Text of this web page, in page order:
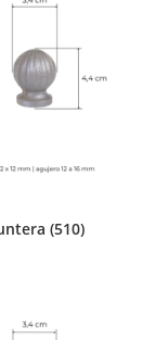
(510)